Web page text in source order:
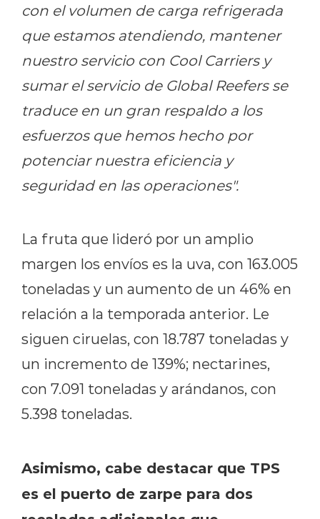
con el volumen de carga refrigerada
que estamos atendiendo, mantener
nuestro servicio con Cool Carriers y
sumar el servicio de Global Reefers se
traduce en un gran respaldo a los
esfuerzos que hemos hecho por
potenciar nuestra eficiencia y
seguridad en las operaciones".
La fruta que lideró por un amplio
margen los envíos es la uva, con 163.005
toneladas y un aumento de un 46% en
relación a la temporada anterior. Le
siguen ciruelas, con 18.787 toneladas y
un incremento de 139%; nectarines,
con 7.091 toneladas y arándanos, con
5.398 toneladas.
Asimismo, cabe destacar que TPS
es el puerto de zarpe para dos